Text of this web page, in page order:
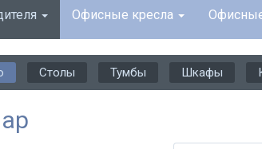
Офисные кресла
Столы Тумбы Шкафы